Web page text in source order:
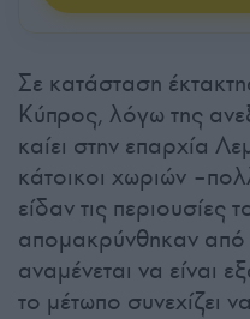
Σε κατάσταση
Κύπρος, λόγω της
καίει στην επαρχία
κάτοικοι χωριών
είδαν τις περιουσίες
απομακρύνθηκαν από
αναμένεται να είναι
το μέτωπο συνεχίζει